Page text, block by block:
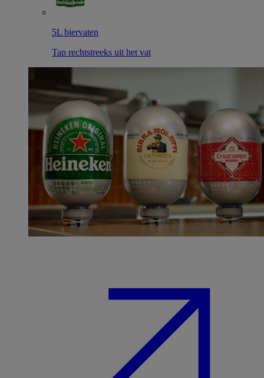
5L biervaten
Tap rechtstreeks uit het vat